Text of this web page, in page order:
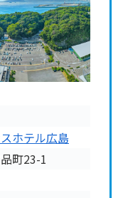
ホテル広島
町23-1